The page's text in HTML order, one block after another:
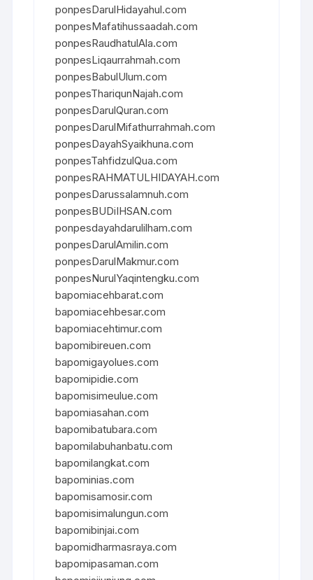
ponpesDarulHidayahul.com
ponpesMafatihussaadah.com
ponpesRaudhatulAla.com
ponpesLiqaurrahmah.com
ponpesBabulUlum.com
ponpesThariqunNajah.com
ponpesDarulQuran.com
ponpesDarulMifathurrahmah.com
ponpesDayahSyaikhuna.com
ponpesTahfidzulQua.com
ponpesRAHMATULHIDAYAH.com
ponpesDarussalamnuh.com
ponpesBUDiIHSAN.com
ponpesdayahdarulilham.com
ponpesDarulAmilin.com
ponpesDarulMakmur.com
ponpesNurulYaqintengku.com
bapomiacehbarat.com
bapomiacehbesar.com
bapomiacehtimur.com
bapomibireuen.com
bapomigayolues.com
bapomipidie.com
bapomisimeulue.com
bapomiasahan.com
bapomibatubara.com
bapomilabuhanbatu.com
bapomilangkat.com
bapominias.com
bapomisamosir.com
bapomisimalungun.com
bapomibinjai.com
bapomidharmasraya.com
bapomipasaman.com